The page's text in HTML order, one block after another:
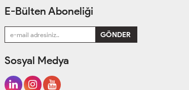
E-Bülten Aboneliği
Sosyal Medya